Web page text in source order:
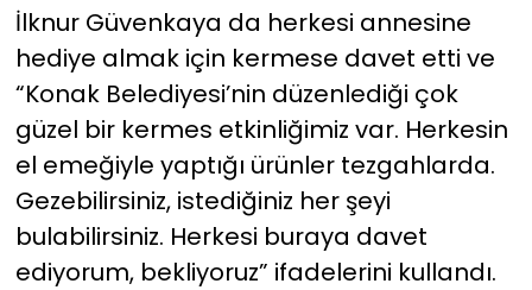
İlknur Güvenkaya da herkesi annesine
hediye almak için kermese davet etti ve
“Konak Belediyesi’nin düzenlediği çok
güzel bir kermes etkinliğimiz var. Herkesin
el emeğiyle yaptığı ürünler tezgahlarda.
Gezebilirsiniz, istediğiniz her şeyi
bulabilirsiniz. Herkesi buraya davet
ediyorum, bekliyoruz” ifadelerini kullandı.